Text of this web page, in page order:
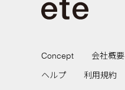
Concept 会社概要
ヘルプ
利用規約